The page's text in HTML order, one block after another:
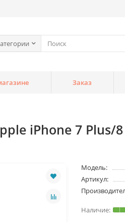
Заказ
iPhone 7 Plus/
Модель:
Артикул: